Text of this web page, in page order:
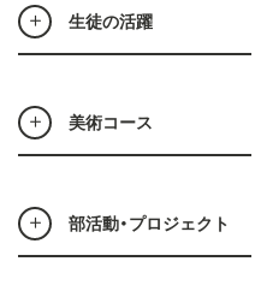
生徒の活躍
美術コース
部活動・プロジェクト